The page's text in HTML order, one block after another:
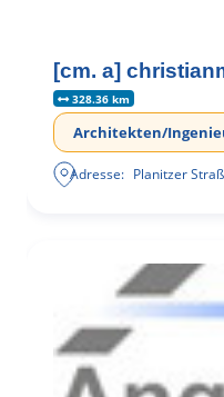
[cm. a]
328.36 km
Architekten/
Adresse: Planitzer